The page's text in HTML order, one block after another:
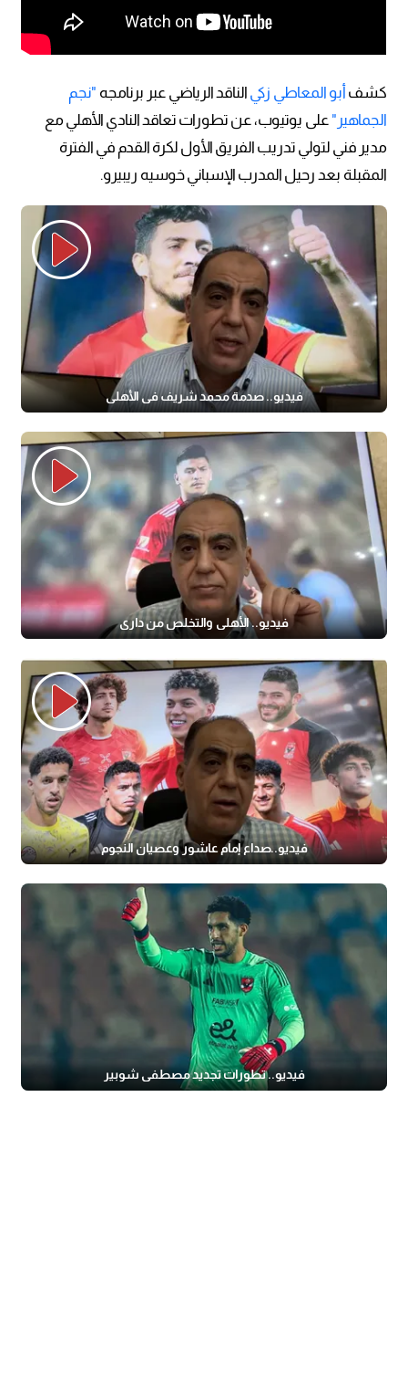
كشفأبو المعاطي زكي الناقد الرياضي عبر برنامجه "نجم
الجماهير" على يوتيوب، عن تطورات تعاقد النادي الأهلي مع
مدير فني لتولي تدريب الفريق الأول لكرة القدم في الفترة
المقبلة بعد رحيل المدرب الإسباني خوسيه ريبيرو.
فيديو.. صدمة محمد شريف في الأهلي
فيديو.. الأهلي والتخلص من داري
فيديو..صداع إمام عاشور وعصيان النجوم
فيديو.. تطورات تجديد مصطفى شوبير